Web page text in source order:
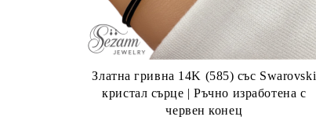
Златна гривна 14K (585) със Swarovski
кристал сърце | Ръчно изработена с
червен конец